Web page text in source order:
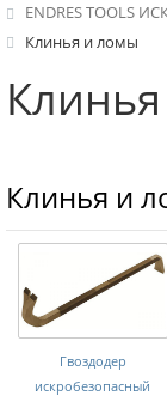
ENDRES
Клинья и ломы
Клинья и
Гвоздодер
искробезопасный